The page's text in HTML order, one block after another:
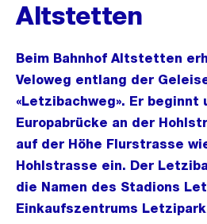
Altstetten
Beim Bahnhof Altstetten
Veloweg entlang der
«Letzibachweg». Er beginnt
Europabrücke an der
auf der Höhe Flurstrasse
Hohlstrasse ein. Der
die Namen des Stadions
Einkaufszentrums